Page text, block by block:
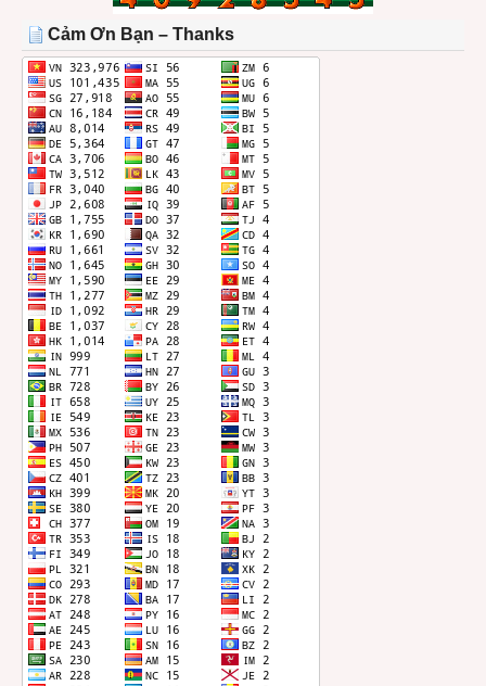
THÁNG
Cảm Ơn Bạn – Thanks